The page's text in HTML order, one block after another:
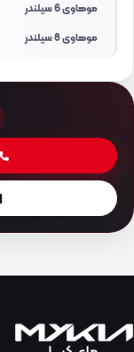
موهاوی 6 سیلندر
موهاوی 8 سیلندر